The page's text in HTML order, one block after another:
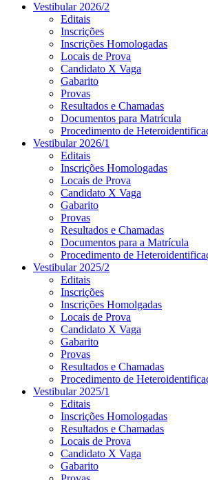
Vestibular 2026/2
Editais
Inscrições
Inscrições Homologadas
Locais de Prova
Candidato X Vaga
Gabarito
Provas
Resultados e Chamadas
Documentos para Matrícula
Procedimento de
Vestibular 2026/1
Editais
Inscrições Homologadas
Locais de Prova
Candidato X Vaga
Gabarito
Provas
Resultados e Chamadas
Documentos para a Matrícula
Procedimento de
Vestibular 2025/2
Editais
Inscrições
Inscrições Homolgadas
Locais de Prova
Candidato X Vaga
Gabarito
Provas
Resultados e Chamadas
Procedimento de
Vestibular 2025/1
Editais
Inscrições Homologadas
Resultados e Chamadas
Locais de Prova
Candidato X Vaga
Gabarito